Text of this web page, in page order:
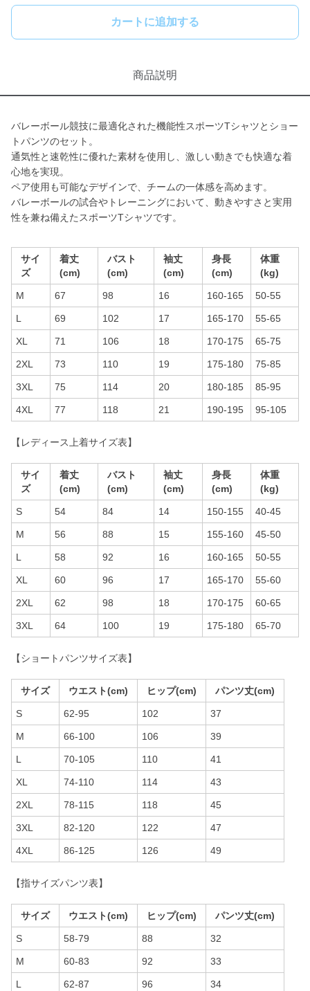
カートに追加する
商品説明
バレーボール競技に最適化された機能性スポーツTシャツとショー
トパンツのセット。
通気性と速乾性に優れた素材を使用し、激しい動きでも快適な着
心地を実現。
ペア使用も可能なデザインで、チームの一体感を高めます。
バレーボールの試合やトレーニングにおいて、動きやすさと実用
性を兼ね備えたスポーツTシャツです。
サイ
ズ
着丈
(cm)
バスト
(cm)
袖丈
(cm)
身長
(cm)
体重
(kg)
M 67 98 16 160-165 50-55
L 69 102 17 165-170 55-65
XL 71 106 18 170-175 65-75
2XL 73 110 19 175-180 75-85
3XL 75 114 20 180-185 85-95
4XL 77 118 21 190-195 95-105
【レディース上着サイズ表】
サイ
ズ
着丈
(cm)
バスト
(cm)
袖丈
(cm)
身長
(cm)
体重
(kg)
S 54 84 14 150-155 40-45
M 56 88 15 155-160 45-50
L 58 92 16 160-165 50-55
XL 60 96 17 165-170 55-60
2XL 62 98 18 170-175 60-65
3XL 64 100 19 175-180 65-70
【ショートパンツサイズ表】
サイズ ウエスト(cm) ヒップ(cm) パンツ丈(cm)
S 62-95 102 37
M 66-100 106 39
L 70-105 110 41
XL 74-110 114 43
2XL 78-115 118 45
3XL 82-120 122 47
4XL 86-125 126 49
【指サイズパンツ表】
サイズ ウエスト(cm) ヒップ(cm) パンツ丈(cm)
S 58-79 88 32
M 60-83 92 33
L 62-87 96 34